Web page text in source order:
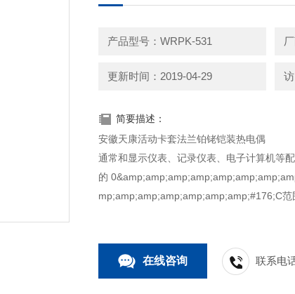
产品型号：WRPK-531
更新时间：2019-04-29
简要描述：
安徽天康活动卡套法兰铂铑铠装热电偶
通常和显示仪表、记录仪表、电子计算机等
的
mp;amp;amp;amp;amp;amp;amp;#176;C范
在线咨询 联系电